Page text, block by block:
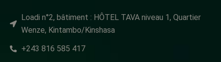
Loadi n°2, bâtiment : HÔTEL TAVA niveau 1, Quartier
Wenze, Kintambo/Kinshasa
+243 816 585 417